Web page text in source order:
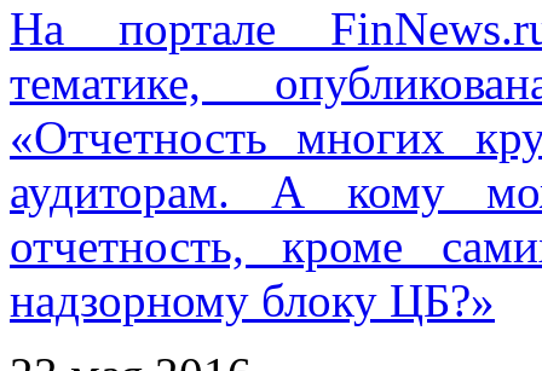
На портале
тематике,
«Отчетность многих
аудиторам. А кому
отчетность, кроме
надзорному блоку ЦБ?»